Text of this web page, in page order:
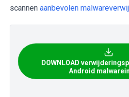
scannen aanbevolen
DOWNLOAD
Android